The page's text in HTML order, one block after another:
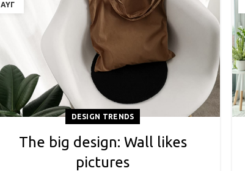
ΑΥΓ
DESIGN TRENDS
The big design: Wall likes
pictures